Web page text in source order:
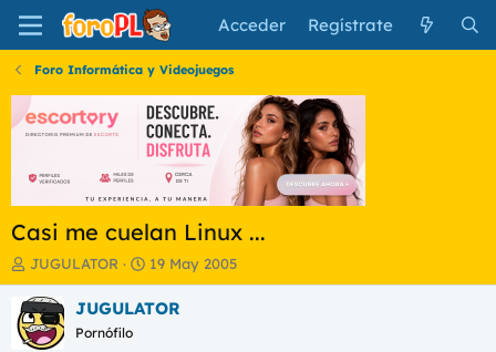
Acceder Regístrate
Foro Informática y Videojuegos
Casi me cuelan Linux ...
I
n
i
c
i
JUGULATOR
F
e
c
19 May 2005
JUGULATOR
Pornófilo